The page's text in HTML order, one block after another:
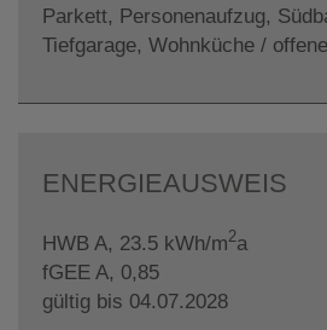
Parkett Personenaufzug
Tiefgarage Wohnküche /
ENERGIEAUSWEIS
HWB A, 23.5 kWh/m2a
fGEE A, 0,85
gültig bis 04.07.2028